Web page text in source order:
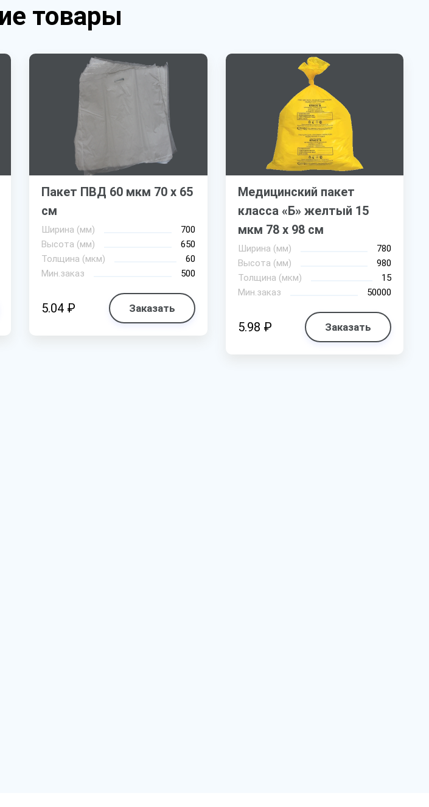
товары
Пакет ПВД 60 мкм 70 х 65
см
Ширина (мм)
700
Высота (мм)
650
Толщина (мкм)
60
Мин.заказ
500
5.04 ₽ Заказать
Медицинский пакет
класса «Б» желтый 15
мкм 78 х 98 см
Ширина (мм)
780
Высота (мм)
980
Толщина (мкм)
15
Мин.заказ
50000
5.98 ₽ Заказать